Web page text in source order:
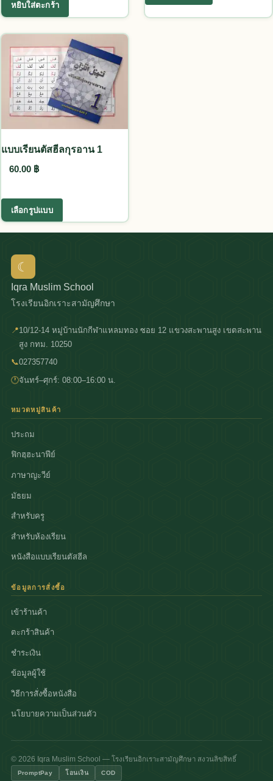
หยิบใส่ตะกร้า
แบบเรียนตัสฮีลกุรอาน 1
60.00 ฿
เลือกรูปแบบ
This product has multiple variants. The options
☾
Iqra Muslim School
โรงเรียนอิกเราะสามัญศึกษา
📍10/12-14 หมู่บ้านนักกีฬาแหลมทอง ซอย 12 แขวงสะพานสูง เขตสะพาน
สูง กทม. 10250
📞027357740
🕐จันทร์–ศุกร์: 08:00–16:00 น.
หมวดหมู่สินค้า
ประถม
ฟิกฮฺฮะนาฟีย์
ภาษาญะวีย์
มัธยม
สำหรับครู
สำหรับห้องเรียน
หนังสือแบบเรียนตัสฮีล
ข้อมูลการสั่งซื้อ
เข้าร้านค้า
ตะกร้าสินค้า
ชำระเงิน
ข้อมูลผู้ใช้
วิธีการสั่งซื้อหนังสือ
นโยบายความเป็นส่วนตัว
© 2026 Iqra Muslim School — โรงเรียนอิกเราะสามัญศึกษา สงวนลิขสิทธิ์
PromptPay โอนเงิน COD